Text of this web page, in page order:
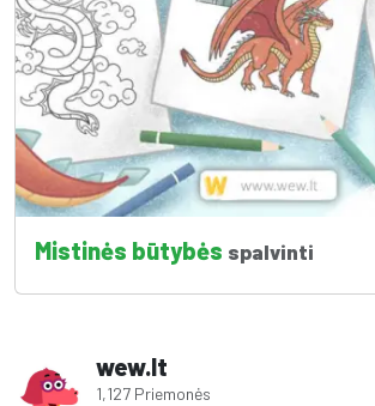
Mistinės būtybės spalvinti
wew.lt
1,127 Priemonės